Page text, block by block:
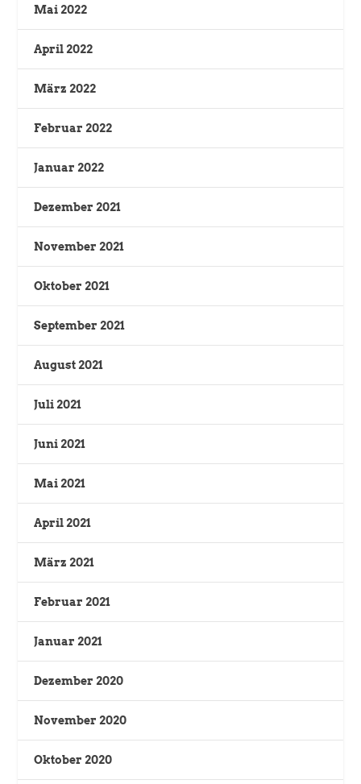
Mai 2022
April 2022
März 2022
Februar 2022
Januar 2022
Dezember 2021
November 2021
Oktober 2021
September 2021
August 2021
Juli 2021
Juni 2021
Mai 2021
April 2021
März 2021
Februar 2021
Januar 2021
Dezember 2020
November 2020
Oktober 2020